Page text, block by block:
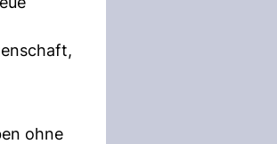
ohne